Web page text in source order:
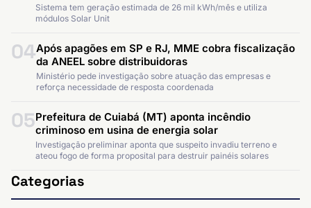
Sistema tem geração estimada de 26 mil kWh/mês e utiliza
módulos Solar Unit
04Após apagões em SP e RJ, MME cobra fiscalização
da ANEEL sobre distribuidoras
Ministério pede investigação sobre atuação das empresas e
reforça necessidade de resposta coordenada
05Prefeitura de Cuiabá (MT) aponta incêndio
criminoso em usina de energia solar
Investigação preliminar aponta que suspeito invadiu terreno e
ateou fogo de forma proposital para destruir painéis solares
Categorias